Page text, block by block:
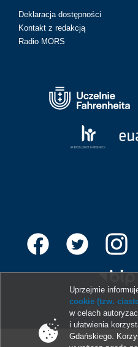
Deklaracja dostępności
Kontakt z redakcją
Radio MORS
© 2013-2026
Uprzejmie
cookie (tzw.
w celach
i ułatwienia
Gdańskiego.